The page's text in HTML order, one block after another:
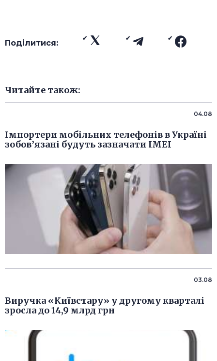
Поділитися:
Читайте також:
04.08
Імпортери мобільних телефонів в Україні
зобов’язані будуть зазначати IMEI
03.08
Виручка «Київстару» у другому кварталі
зросла до 14,9 млрд грн